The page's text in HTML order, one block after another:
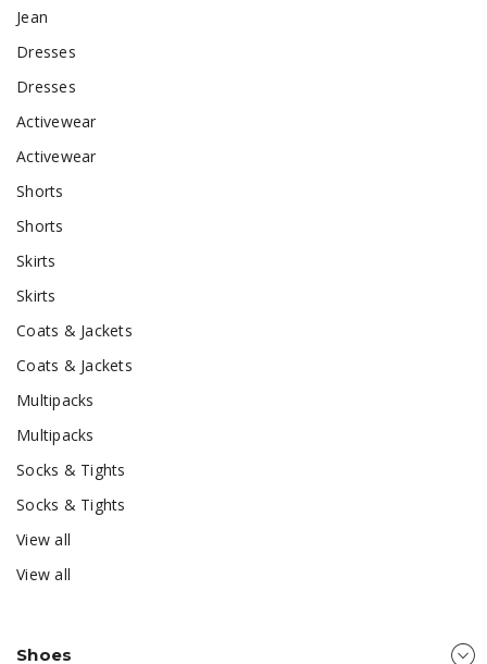
Jean
Dresses
Dresses
Activewear
Activewear
Shorts
Shorts
Skirts
Skirts
Coats & Jackets
Coats & Jackets
Multipacks
Multipacks
Socks & Tights
Socks & Tights
View all
View all
Shoes